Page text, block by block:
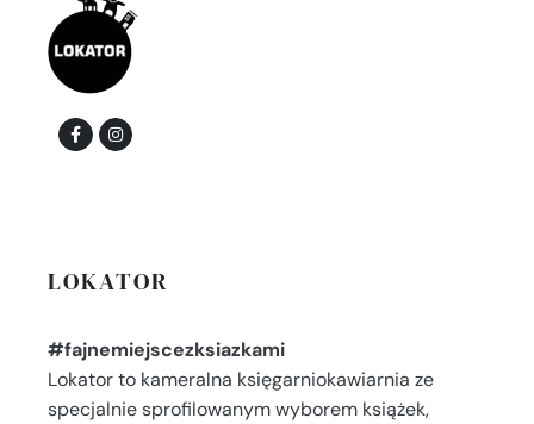
LOKATOR
#fajnemiejscezksiazkami
Lokator to kameralna księgarniokawiarnia ze
specjalnie sprofilowanym wyborem książek,